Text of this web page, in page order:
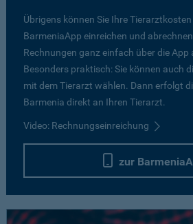
Übrigens können Sie Ihre
BarmeniaApp einreichen und
Rechnungen ganz einfach über die App
Besonders praktisch: Sie können auch
mit dem Tierarzt wählen. Dann erfolgt
Barmenia direkt an Ihren Tierarzt.
Video: Rechnungseinreichung
zur